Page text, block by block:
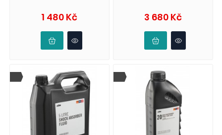
1 480 KčCena 3 680 KčCena